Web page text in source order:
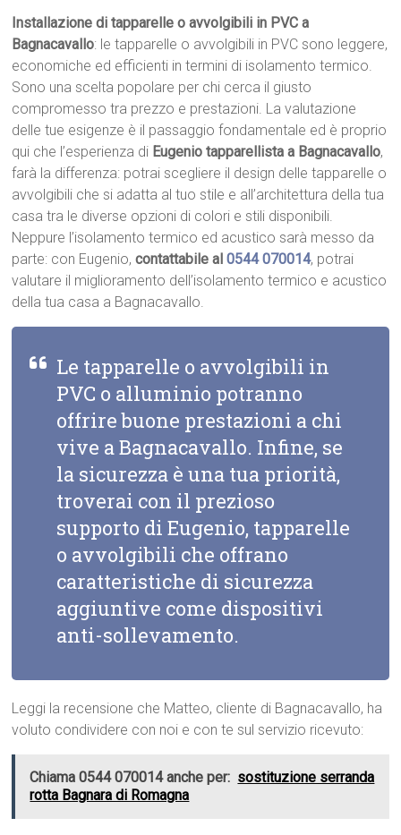
Installazione di tapparelle o avvolgibili in PVC a
Bagnacavallo: le tapparelle o avvolgibili in PVC sono leggere,
economiche ed efficienti in termini di isolamento termico.
Sono una scelta popolare per chi cerca il giusto
compromesso tra prezzo e prestazioni. La valutazione
delle tue esigenze è il passaggio fondamentale ed è proprio
qui che l’esperienza di Eugenio tapparellista a Bagnacavallo,
farà la differenza: potrai scegliere il design delle tapparelle o
avvolgibili che si adatta al tuo stile e all’architettura della tua
casa tra le diverse opzioni di colori e stili disponibili.
Neppure l’isolamento termico ed acustico sarà messo da
parte: con Eugenio,contattabile al0544 070014, potrai
valutare il miglioramento dell’isolamento termico e acustico
della tua casa a Bagnacavallo.
Le tapparelle o avvolgibili in
PVC o alluminio potranno
offrire buone prestazioni a chi
vive a Bagnacavallo. Infine, se
la sicurezza è una tua priorità,
troverai con il prezioso
supporto di Eugenio, tapparelle
o avvolgibili che offrano
caratteristiche di sicurezza
aggiuntive come dispositivi
anti-sollevamento.
Leggi la recensione che Matteo, cliente di Bagnacavallo, ha
voluto condividere con noi e con te sul servizio ricevuto:
Chiama 0544 070014 anche per: sostituzione serranda
rotta Bagnara di Romagna